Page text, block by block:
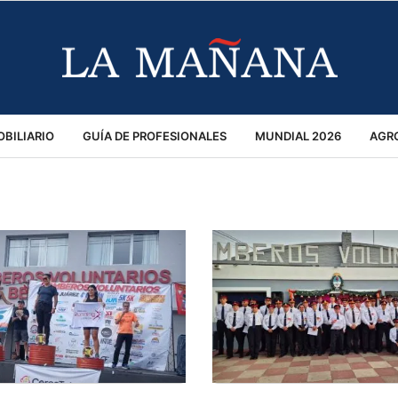
GUÍA DE PROFESIONALES MUNDIAL 2026